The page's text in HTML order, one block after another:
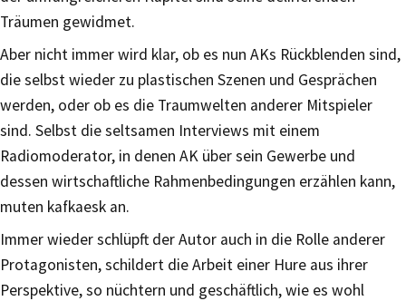
Träumen gewidmet.
Aber nicht immer wird klar, ob es nun AKs Rückblenden sind,
die selbst wieder zu plastischen Szenen und Gesprächen
werden, oder ob es die Traumwelten anderer Mitspieler
sind. Selbst die seltsamen Interviews mit einem
Radiomoderator, in denen AK über sein Gewerbe und
dessen wirtschaftliche Rahmenbedingungen erzählen kann,
muten kafkaesk an.
Immer wieder schlüpft der Autor auch in die Rolle anderer
Protagonisten, schildert die Arbeit einer Hure aus ihrer
Perspektive, so nüchtern und geschäftlich, wie es wohl